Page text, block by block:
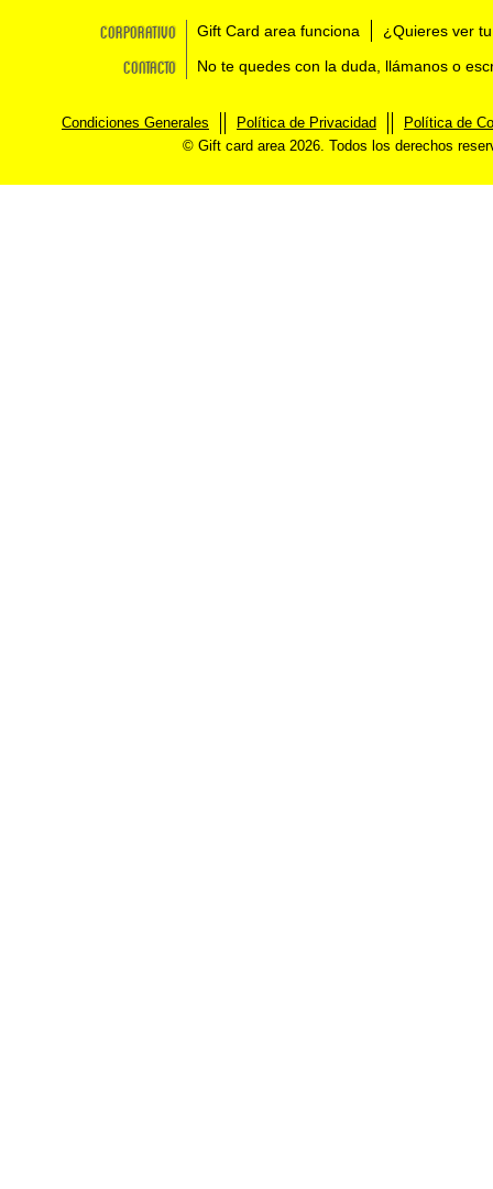
Corporativo Gift Card area funciona ¿Quieres ver
Contacto No te quedes con la duda, llámanos o
Condiciones Generales Política de Privacidad
Política de
© Gift card area 2026. Todos los derechos